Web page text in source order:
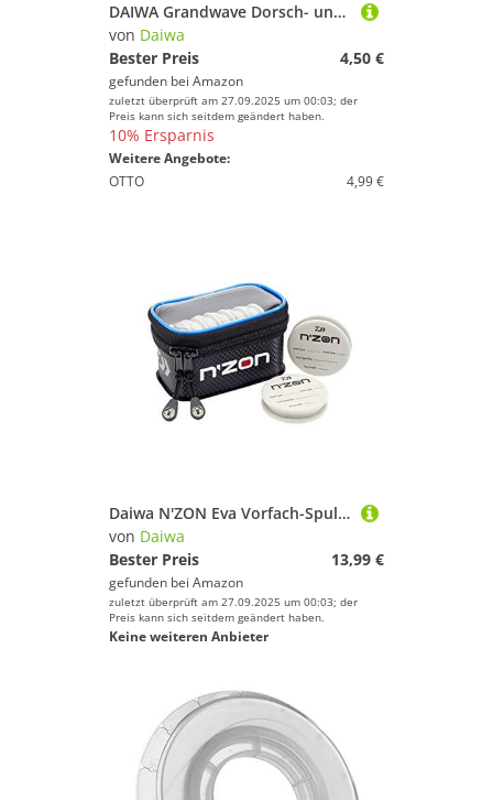
DAIWA Grandwave Dorsch- und Köhler-Vorfach mit Fischhaut zum Angeln 150cm weiß 16517-221
von Daiwa
Bester Preis
4,50 €
gefunden bei Amazon
zuletzt überprüft am 27.09.2025 um 00:03; der
Preis kann sich seitdem geändert haben.
10% Ersparnis
Weitere Angebote:
OTTO
4,99 €
Daiwa N'ZON Eva Vorfach-Spulentasche
von Daiwa
Bester Preis
13,99 €
gefunden bei Amazon
zuletzt überprüft am 27.09.2025 um 00:03; der
Preis kann sich seitdem geändert haben.
Keine weiteren Anbieter